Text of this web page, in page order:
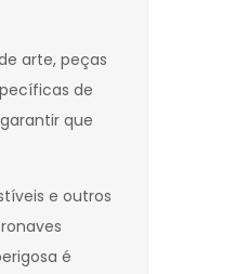
arte, peças
de
que
e outros
é